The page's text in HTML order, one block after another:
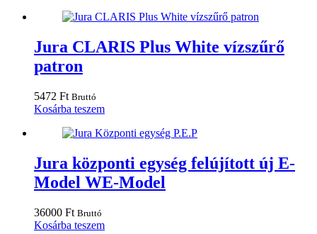
Jura CLARIS Plus White vízszűrő
patron
5472 Ft Bruttó
Kosárba teszem
Jura központi egység felújított új E-
Model WE-Model
36000 Ft Bruttó
Kosárba teszem